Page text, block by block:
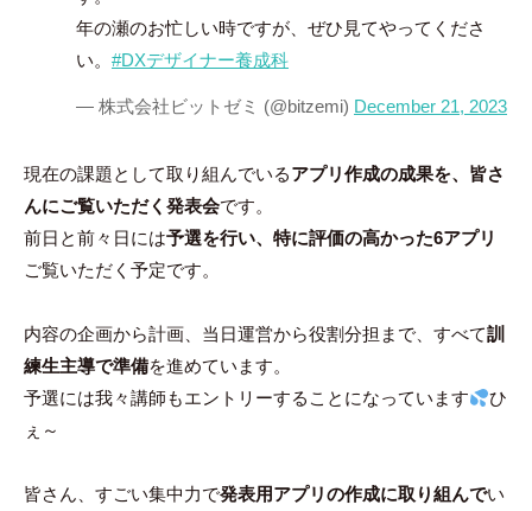
年の瀬のお忙しい時ですが、ぜひ見てやってくださ
い。 #DXデザイナー養成科
— 株式会社ビットゼミ (@bitzemi) December 21, 2023
現在の課題として取り組んでいるアプリ作成の成果を、皆さ
んにご覧いただく発表会です。
前日と前々日には予選を行い、特に評価の高かった6アプリ
ご覧いただく予定です。
内容の企画から計画、当日運営から役割分担まで、すべて訓
練生主導で準備を進めています。
予選には我々講師もエントリーすることになっています
ひ
ぇ～
皆さん、すごい集中力で発表用アプリの作成に取り組んでい